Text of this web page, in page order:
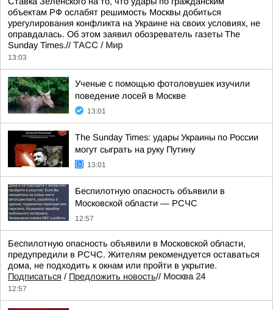
объектам РФ ослабят решимость Москвы добиться
урегулирования конфликта на Украине на своих условиях, не
оправдалась. Об этом заявил обозреватель газеты The
Sunday Times.// ТАСС / Мир
13:03
Ученые с помощью фотоловушек изучили
поведение лосей в Москве
13:01
The Sunday Times: удары Украины по России
могут сыграть на руку Путину
13:01
Беспилотную опасность объявили в
Московской области — РСЧС
12:57
Беспилотную опасность объявили в Московской области,
предупредили в РСЧС. Жителям рекомендуется оставаться
дома, не подходить к окнам или пройти в укрытие.
Подписаться / Предложить новость// Москва 24
12:57